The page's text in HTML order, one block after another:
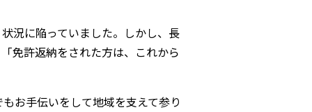
況に陥っていました。しかし、長
免許返納をされた方は、これから
お手伝いをして地域を支えて参り